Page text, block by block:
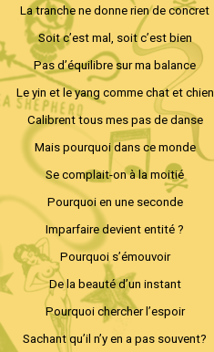
La tranche ne donne rien de concret
Soit c’est mal, soit c’est bien
Pas d’équilibre sur ma balance
Le yin et le yang comme chat et chien
Calibrent tous mes pas de danse
Mais pourquoi dans ce monde
Se complait-on à la moitié
Pourquoi en une seconde
Imparfaire devient entité ?
Pourquoi s’émouvoir
De la beauté d’un instant
Pourquoi chercher l’espoir
Sachant qu’il n’y en a pas souvent?